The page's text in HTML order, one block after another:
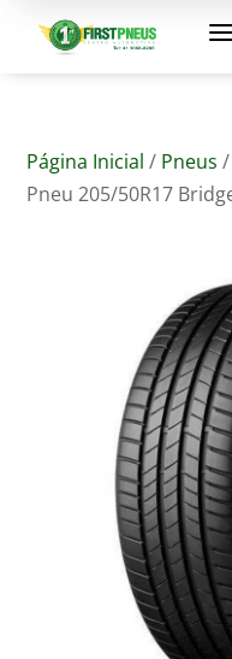
a
Página Inicial / Pneus
Pneu 205/50R17